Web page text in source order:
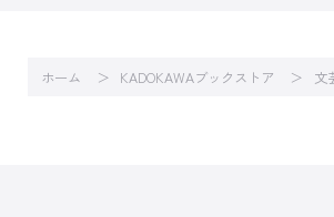
ホーム KADOKAWAブックストア 文